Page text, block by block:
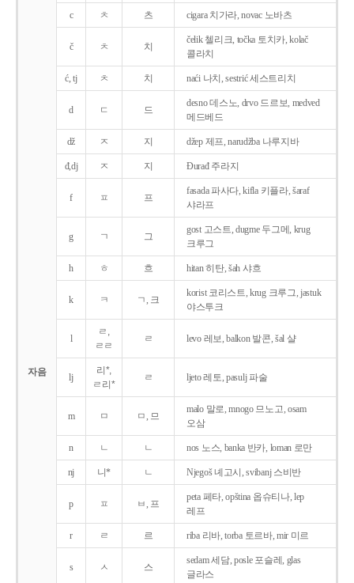
자음
c ㅊ 츠 cigara 치가라, novac 노바츠
č ㅊ 치
čelik 첼리크, točka 토치카, kolač
콜라치
ć, tj ㅊ 치 naći 나치, sestrić 세스트리치
d ㄷ 드
desno 데스노, drvo 드르보, medved
메드베드
dž ㅈ 지 džep 제프, narudžba 나루지바
đ,dj ㅈ 지 Ðurađ 주라지
f ㅍ 프
fasada 파사다, kifla 키플라, šaraf
샤라프
g ㄱ 그
gost 고스트, dugme 두그메, krug
크루그
h ㅎ 흐 hitan 히탄, šah 샤흐
k ㅋ ㄱ, 크
korist 코리스트, krug 크루그, jastuk
야스투크
l
ㄹ,
ㄹㄹ
ㄹ levo 레보, balkon 발콘, šal 샬
lj
리*,
ㄹ리*
ㄹ ljeto 레토, pasulj 파술
m ㅁ ㅁ, 므
malo 말로, mnogo 므노고, osam
오삼
n ㄴ ㄴ nos 노스, banka 반카, loman 로만
nj 니* ㄴ Njegoš 녜고시, svibanj 스비반
p ㅍ ㅂ, 프
peta 페타, opština 옵슈티나, lep
레프
r ㄹ 르 riba 리바, torba 토르바, mir 미르
s ㅅ 스
sedam 세담, posle 포슬레, glas
글라스